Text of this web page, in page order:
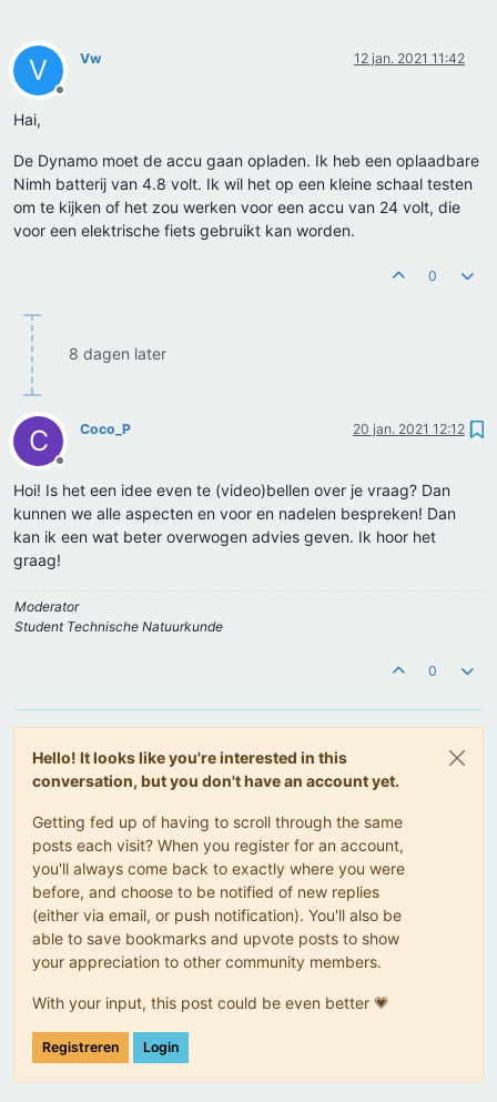
V
Offline
Vw 12 jan. 2021 11:42
Hai,
De Dynamo moet de accu gaan opladen. Ik heb een oplaadbare
Nimh batterij van 4.8 volt. Ik wil het op een kleine schaal testen
om te kijken of het zou werken voor een accu van 24 volt, die
voor een elektrische fiets gebruikt kan worden.
0
8 dagen later
C
Offline
Coco_P 20 jan. 2021 12:12
Hoi! Is het een idee even te (video)bellen over je vraag? Dan
kunnen we alle aspecten en voor en nadelen bespreken! Dan
kan ik een wat beter overwogen advies geven. Ik hoor het
graag!
Moderator
Student Technische Natuurkunde
0
Hello! It looks like you're interested in this
conversation, but you don't have an account yet.
Getting fed up of having to scroll through the same
posts each visit? When you register for an account,
you'll always come back to exactly where you were
before, and choose to be notified of new replies
(either via email, or push notification). You'll also be
able to save bookmarks and upvote posts to show
your appreciation to other community members.
With your input, this post could be even better 💗
Registreren Login